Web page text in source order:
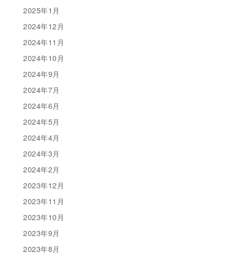
2025年1月
2024年12月
2024年11月
2024年10月
2024年9月
2024年7月
2024年6月
2024年5月
2024年4月
2024年3月
2024年2月
2023年12月
2023年11月
2023年10月
2023年9月
2023年8月